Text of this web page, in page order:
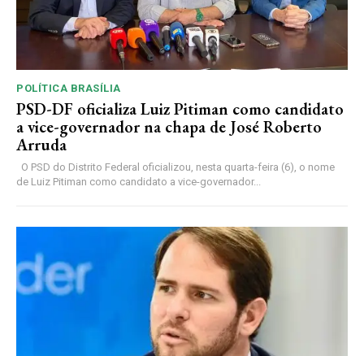
POLÍTICA BRASÍLIA
PSD-DF oficializa Luiz Pitiman como candidato
a vice-governador na chapa de José Roberto
Arruda
de Luiz Pitiman como candidato a vice-governador...